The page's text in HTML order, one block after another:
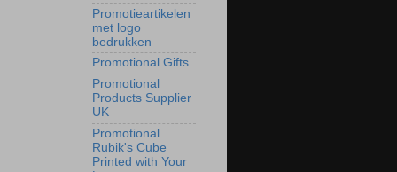
Promotieartikelen
met logo
bedrukken
Promotional Gifts
Promotional
Products Supplier
UK
Promotional
Rubik's Cube
Printed with Your